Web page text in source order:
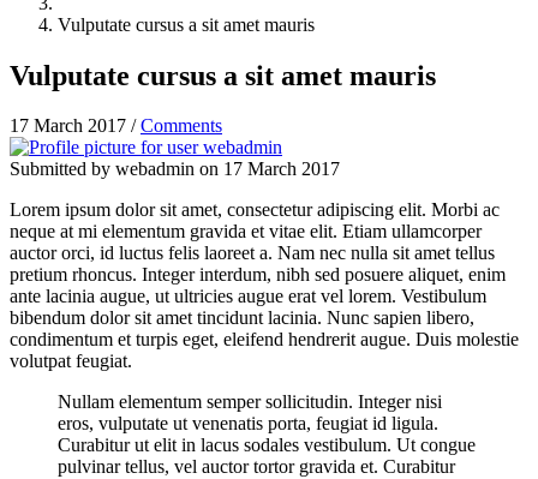
Vulputate cursus a sit amet mauris
Vulputate cursus a sit amet mauris
17 March 2017 /Comments
Submitted by webadmin on 17 March 2017
Lorem ipsum dolor sit amet, consectetur adipiscing elit. Morbi ac
neque at mi elementum gravida et vitae elit. Etiam ullamcorper
auctor orci, id luctus felis laoreet a. Nam nec nulla sit amet tellus
pretium rhoncus. Integer interdum, nibh sed posuere aliquet, enim
ante lacinia augue, ut ultricies augue erat vel lorem. Vestibulum
bibendum dolor sit amet tincidunt lacinia. Nunc sapien libero,
condimentum et turpis eget, eleifend hendrerit augue. Duis molestie
volutpat feugiat.
Nullam elementum semper sollicitudin. Integer nisi
eros, vulputate ut venenatis porta, feugiat id ligula.
Curabitur ut elit in lacus sodales vestibulum. Ut congue
pulvinar tellus, vel auctor tortor gravida et. Curabitur